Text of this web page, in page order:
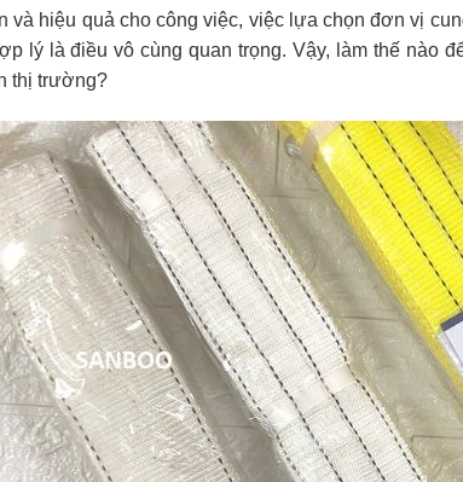
và hiệu quả cho công việc, việc lựa chọn đơn vị
lý là điều vô cùng quan trọng. Vậy, làm thế nào
thị trường?